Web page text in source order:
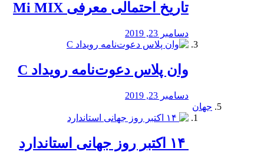
تاریخ احتمالی معرفی Mi MIX
دسامبر 23, 2019
وان پلاس دعوت‌نامه رویداد C
دسامبر 23, 2019
جهان